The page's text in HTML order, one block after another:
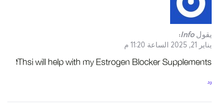
يقول Info
:
يناير 21, 2025 الساعة 11:20 م
Thsi will help with my Estrogen Blocker Supplements!
رد